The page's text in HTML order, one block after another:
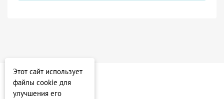
Этот сайт использует
файлы cookie для
улучшения его